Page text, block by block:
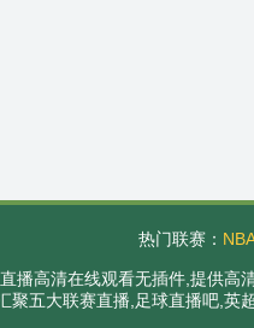
热门联赛：
播高清在线观看无插件,提供
聚五大联赛直播,足球直播吧,英